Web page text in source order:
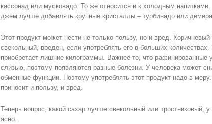
кассонад или мусковадо. То же относится и к холодным
джем лучше добавлять крупные кристаллы – турбинадо или
Этот продукт может нести не только пользу, но и вред.
свекольный, вреден, если употреблять его в больших
приобретает лишние килограммы. Важнее то, что рафинированные
слизью, поэтому появляются разные болезни. У человека может
обменные функции. Поэтому употреблять этот продукт надо в
приносит и пользу, и вред.
Теперь вопрос, какой сахар лучше свекольный или тростниковый,
ясно.